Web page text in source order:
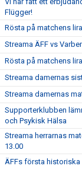
Flügger!
Rösta på matchens
Streama ÄFF vs
Rösta på matchens
Streama damernas
Streama damernas
Supporterklubben
och Psykisk Hälsa
Streama herrarnas
13.00
ÄFFs första